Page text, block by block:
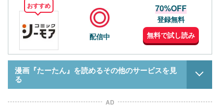
おすすめ
配信中
70%OFF
登録無料
無料で試し読み
漫画『たーたん』を読めるその他のサービスを見
る
AD